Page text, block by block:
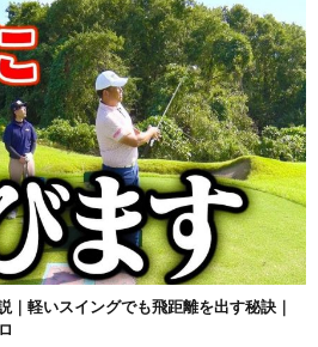
｜軽いスイングでも飛距離を出す秘訣｜